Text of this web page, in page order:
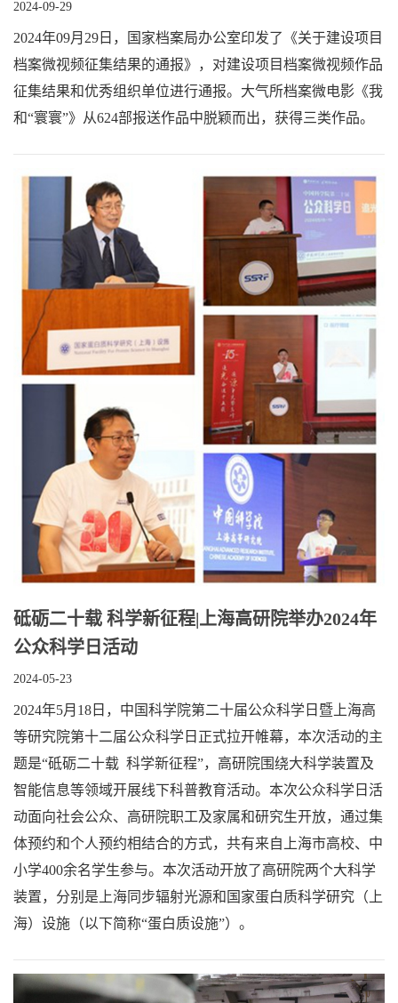
2024-09-29
2024年09月29日，国家档案局办公室印发了《关于建设项目
档案微视频征集结果的通报》，对建设项目档案微视频作品
征集结果和优秀组织单位进行通报。大气所档案微电影《我
和“寰寰”》从624部报送作品中脱颖而出，获得三类作品。
砥砺二十载 科学新征程|上海高研院举办2024年
公众科学日活动
2024-05-23
2024年5月18日，中国科学院第二十届公众科学日暨上海高
等研究院第十二届公众科学日正式拉开帷幕，本次活动的主
题是“砥砺二十载 科学新征程”，高研院围绕大科学装置及
智能信息等领域开展线下科普教育活动。本次公众科学日活
动面向社会公众、高研院职工及家属和研究生开放，通过集
体预约和个人预约相结合的方式，共有来自上海市高校、中
小学400余名学生参与。本次活动开放了高研院两个大科学
装置，分别是上海同步辐射光源和国家蛋白质科学研究（上
海）设施（以下简称“蛋白质设施”）。